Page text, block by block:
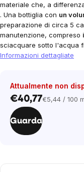
materiale che, a
. Una bottiglia con un
preparazione di circa 5
manutenzione, compreso
sciacquare sotto l'acqua
Informazioni dettagliate
Attualmente non
€40,77Prezzo
€5,44 / 100
Guarda